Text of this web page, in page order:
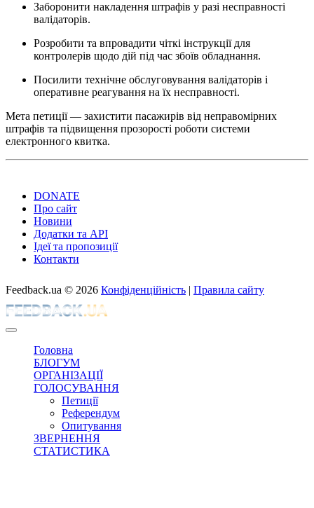
Заборонити накладення штрафів у разі несправності
валідаторів.
Розробити та впровадити чіткі інструкції для
контролерів щодо дій під час збоїв обладнання.
Посилити технічне обслуговування валідаторів і
оперативне реагування на їх несправності.
Мета петиції — захистити пасажирів від неправомірних
штрафів та підвищення прозорості роботи системи
електронного квитка.
DONATE
Про сайт
Новини
Додатки та API
Ідеї та пропозиції
Контакти
Feedback.ua © 2026 Конфіденційність Правила сайту
Головна
БЛОГУМ
ОРГАНІЗАЦІЇ
ГОЛОСУВАННЯ
Петиції
Референдум
Опитування
ЗВЕРНЕННЯ
СТАТИСТИКА